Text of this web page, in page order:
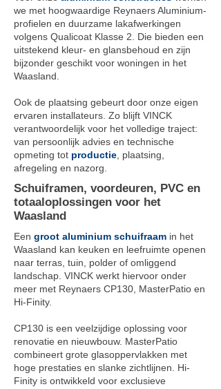
we met hoogwaardige Reynaers Aluminium-
profielen en duurzame lakafwerkingen
volgens Qualicoat Klasse 2. Die bieden een
uitstekend kleur- en glansbehoud en zijn
bijzonder geschikt voor woningen in het
Waasland.
Ook de plaatsing gebeurt door onze eigen
ervaren installateurs. Zo blijft VINCK
verantwoordelijk voor het volledige traject:
van persoonlijk advies en technische
opmeting tot productie , plaatsing,
afregeling en nazorg.
Schuiframen, voordeuren, PVC en
totaaloplossingen voor het
Waasland
Een groot aluminium schuifraam in het
Waasland kan keuken en leefruimte openen
naar terras, tuin, polder of omliggend
landschap. VINCK werkt hiervoor onder
meer met Reynaers CP130, MasterPatio en
Hi-Finity.
CP130 is een veelzijdige oplossing voor
renovatie en nieuwbouw. MasterPatio
combineert grote glasoppervlakken met
hoge prestaties en slanke zichtlijnen. Hi-
Finity is ontwikkeld voor exclusieve